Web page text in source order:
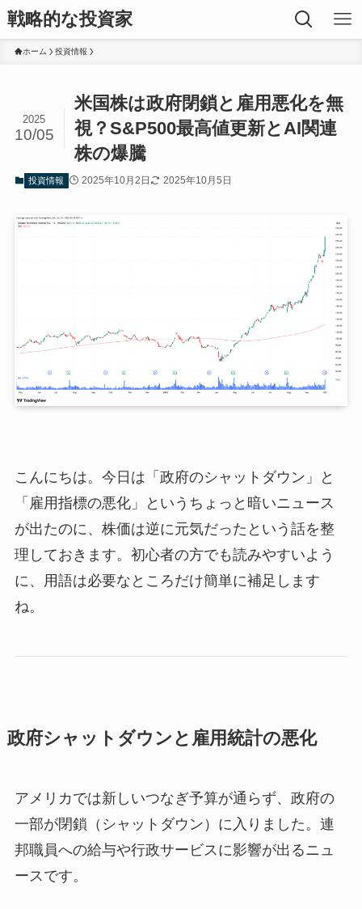
戦略的な投資家
ホーム 投資情報
米国株は政府閉鎖と雇用悪化を無
視？S&P500最高値更新とAI関連
株の爆騰
2025
10/05
投資情報 2025年10月2日 2025年10月5日
こんにちは。今日は「政府のシャットダウン」と
「雇用指標の悪化」というちょっと暗いニュース
が出たのに、株価は逆に元気だったという話を整
理しておきます。初心者の方でも読みやすいよう
に、用語は必要なところだけ簡単に補足します
ね。
政府シャットダウンと雇用統計の悪化
アメリカでは新しいつなぎ予算が通らず、政府の
一部が閉鎖（シャットダウン）に入りました。連
邦職員への給与や行政サービスに影響が出るニュ
ースです。